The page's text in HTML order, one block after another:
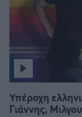
Υπέροχη
Γιάννης,